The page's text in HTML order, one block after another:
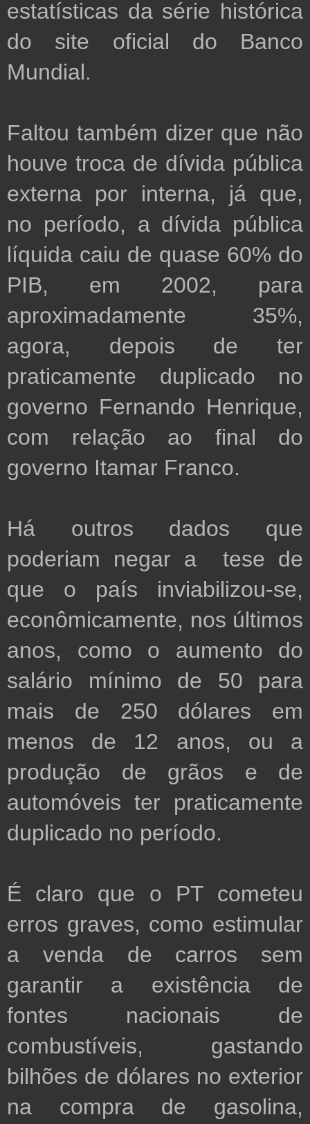
estatísticas da série histórica
do site oficial do Banco
Mundial.
Faltou também dizer que não
houve troca de dívida pública
externa por interna, já que,
no período, a dívida pública
líquida caiu de quase 60% do
PIB, em 2002, para
aproximadamente 35%,
agora, depois de ter
praticamente duplicado no
governo Fernando Henrique,
com relação ao final do
governo Itamar Franco.
Há outros dados que
poderiam negar a  tese de
que o país inviabilizou-se,
econômicamente, nos últimos
anos, como o aumento do
salário mínimo de 50 para
mais de 250 dólares em
menos de 12 anos, ou a
produção de grãos e de
automóveis ter praticamente
duplicado no período.
É claro que o PT cometeu
erros graves, como estimular
a venda de carros sem
garantir a existência de
fontes nacionais de
combustíveis, gastando
bilhões de dólares no exterior
na compra de gasolina,